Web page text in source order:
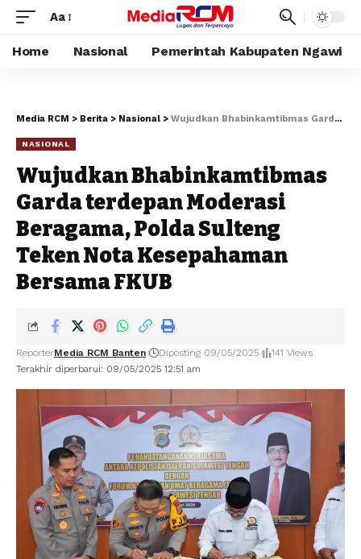
Aa
Home Nasional Pemerintah Kabupaten Ngawi
Media RCM > Berita > Nasional > Wujudkan Bhabinkamtibmas Garda terdepan Moderasi Beragama, Polda Sulteng Teken Nota Kesepahaman Bersama FKUB
NASIONAL
Wujudkan Bhabinkamtibmas
Garda terdepan Moderasi
Beragama, Polda Sulteng
Teken Nota Kesepahaman
Bersama FKUB
Terakhir diperbarui: 09/05/2025 12:51 am
ReporterMedia RCM Banten Diposting 09/05/2025 141 Views